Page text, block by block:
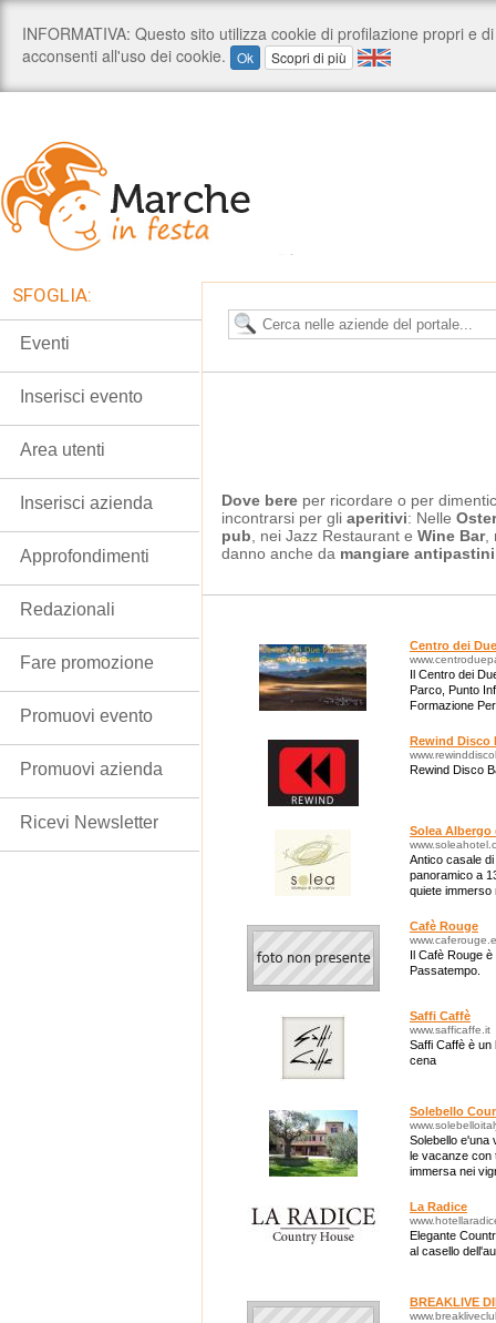
Dove bere per ricordare o per
incontrarsi per gli aperitivi: Nelle
pub , nei Jazz Restaurant e Wine Bar,
danno anche da mangiare
Centro dei
Il Centro dei
Parco, Punto
Formazione
Rewind Disco
Rewind Disco
Solea Albergo
Antico casale
panoramico a
quiete immerso
Cafè Rouge
Il Cafè Rouge
Passatempo.
Saffi Caffè
www.safficaffe.it
Saffi Caffè è un
cena
Solebello
Solebello e'una
le vacanze con
immersa nei
La Radice
Elegante
al casello
BREAKLIVE
SFOGLIA:
Eventi
Inserisci evento
Area utenti
Inserisci azienda
Approfondimenti
Redazionali
Fare promozione
Promuovi evento
Promuovi azienda
Ricevi Newsletter